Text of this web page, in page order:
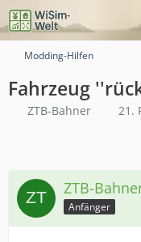
Modding-Hilfen
Fahrzeug
ZTB-Bahner 21.
ZTB-
Anfänger